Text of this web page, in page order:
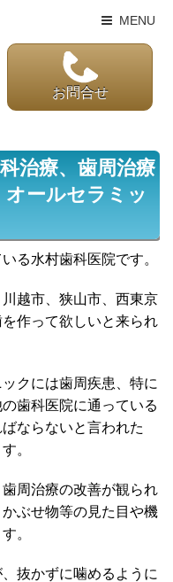
MENU
お問合せ
治療、歯周治療
ールセラミッ
る水村歯科医院です。
越市、狭山市、西東京
作って欲しいと来られ
クには歯周疾患、特に
歯科医院に通っている
ならないと言われた
。
周治療の改善が観られ
ぶせ物等の見た目や機
。
抜かずに噛めるように